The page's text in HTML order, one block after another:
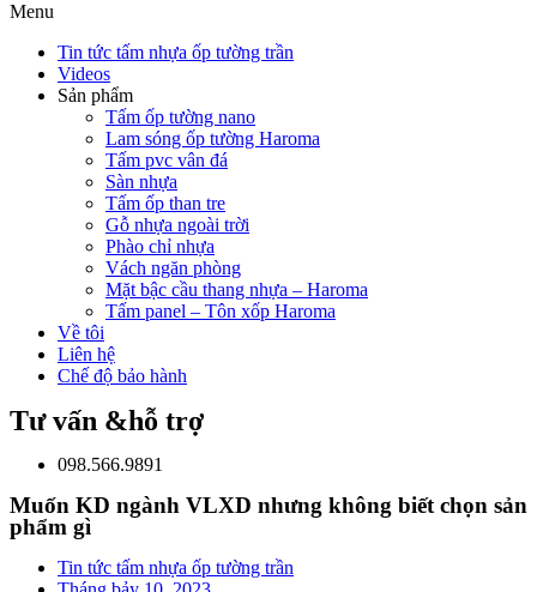
Menu
Tin tức tấm nhựa ốp tường trần
Videos
Sản phẩm
Tấm ốp tường nano
Lam sóng ốp tường Haroma
Tấm pvc vân đá
Sàn nhựa
Tấm ốp than tre
Gỗ nhựa ngoài trời
Phào chỉ nhựa
Vách ngăn phòng
Mặt bậc cầu thang nhựa – Haroma
Tấm panel – Tôn xốp Haroma
Về tôi
Liên hệ
Chế độ bảo hành
Tư vấn &hỗ trợ
098.566.9891
Muốn KD ngành VLXD nhưng không biết chọn sản
phẩm gì
Tin tức tấm nhựa ốp tường trần